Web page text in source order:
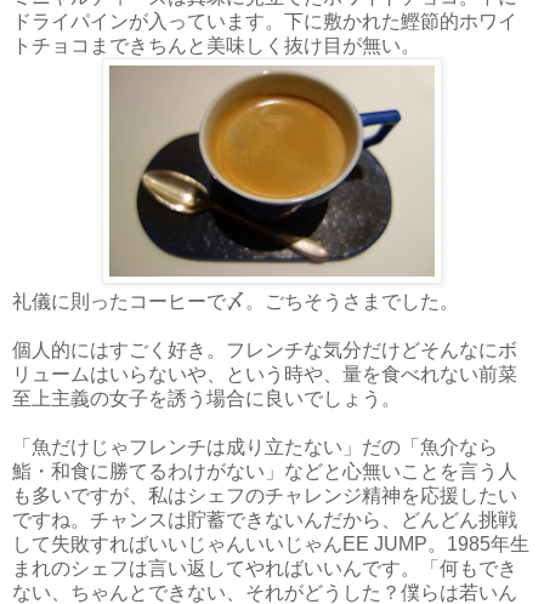
ドライパインが入っています。下に敷かれた鰹節的ホワイ
トチョコまできちんと美味しく抜け目が無い。
礼儀に則ったコーヒーで〆。ごちそうさまでした。
個人的にはすごく好き。フレンチな気分だけどそんなにボ
リュームはいらないや、という時や、量を食べれない前菜
至上主義の女子を誘う場合に良いでしょう。
「魚だけじゃフレンチは成り立たない」だの「魚介なら
鮨・和食に勝てるわけがない」などと心無いことを言う人
も多いですが、私はシェフのチャレンジ精神を応援したい
ですね。チャンスは貯蓄できないんだから、どんどん挑戦
して失敗すればいいじゃんいいじゃんEE JUMP。1985年生
まれのシェフは言い返してやればいいんです。「何もでき
ない、ちゃんとできない、それがどうした？僕らは若いん